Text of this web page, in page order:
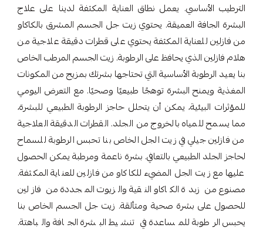
الترطيب الأساسي. يعمل نطاق العناية المكثفة لدينا على علاج
البشرة الجافة العميقة. يحتوي زيت جل الجسم المشرق بالكاكاو
من فازلين للعناية المكثفة يحتوي على قطرات دقيقة علاجية من
هلام فازلين الذي يحافظ على الرطوبة. زيت الجسم المرطب الخاص
بنا يعيد الرطوبة الأساسية التي تحتاجها بشرتك بمزيج من المكونات
المغذية ويمنح البشرة توهجًا طبيعيًا وصحيًا. مع التعرض اليومي
للمؤثرات البيئية، يمكن أن يتحلل حاجز الرطوبة الطبيعي للبشرة،
مما يسمح للمياه بالخروج من الجلد. القطرات الدقيقة العلاجية
من فازلين جيلي في زيت الجل الخاص بنا تحبس الرطوبة للسماح
لحاجز الجلد الطبيعي بالتعافي. بشرة ناعمة ومرطبة يمكن الحصول
عليها مع زيت الجل المضيء للكاكاو من فازلين للعناية المكثفة.
مصنوع من زبدة الكاكاو النقية والزيوت المجددة من فازلين
للحصول على بشرة صحية ومتألقة. زيت جل الجسم الخاص بنا
يحبس الرطوبة للمساعدة في تنشيط البشرة الجافة والباهتة.